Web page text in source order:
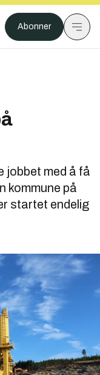
Abonner
jobbet med å få
kommune på
startet endelig